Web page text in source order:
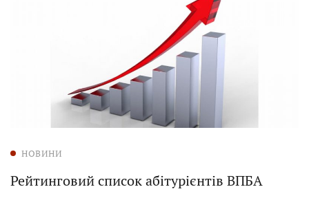
НОВИНИ
Рейтинговий список абітурієнтів ВПБА